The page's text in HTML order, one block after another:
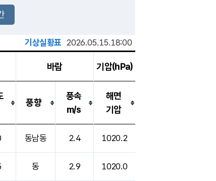
mm
기상실황표 2026.05.15.18:00
바람 기압(hPa)
풍향
풍속
m/s
해면
기압
동남동 2.4 1020.2
동 2.9 1020.0